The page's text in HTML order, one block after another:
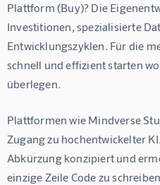
Plattform (Buy)? Die
Investitionen, spezialisierte
Entwicklungszyklen. Für die
schnell und effizient starten
überlegen.
Plattformen wie Mindverse
Zugang zu hochentwickelter
Abkürzung konzipiert und
einzige Zeile Code zu